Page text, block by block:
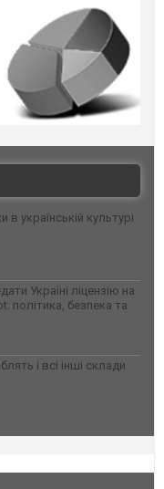
українській культурі
Україні ліцензію на
політика, безпека та
і всі інші склади